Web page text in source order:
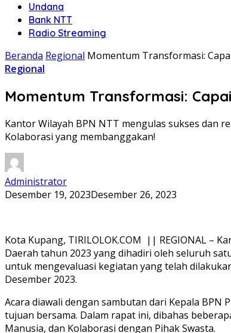
Undana
Bank NTT
Radio Streaming
Beranda Regional Momentum Transformasi:
Regional
Momentum Transformasi:
Kantor Wilayah BPN NTT mengulas sukses dan
Kolaborasi yang membanggakan!
Administrator
Desember 19, 2023Desember 26, 2023
Kota Kupang, TIRILOLOK.COM || REGIONAL –
Daerah tahun 2023 yang dihadiri oleh seluruh
untuk mengevaluasi kegiatan yang telah
Desember 2023.
Acara diawali dengan sambutan dari Kepala BPN
tujuan bersama. Dalam rapat ini, dibahas
Manusia, dan Kolaborasi dengan Pihak Swasta.